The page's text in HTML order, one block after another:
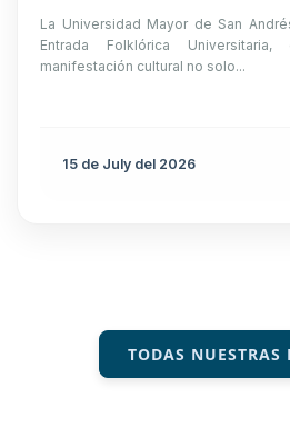
La Universidad Mayor de San
Entrada Folklórica
manifestación cultural no solo...
15 de July del 2026
TODAS NUESTRAS